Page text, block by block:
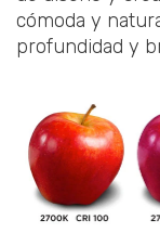
cómoda y
profundidad y